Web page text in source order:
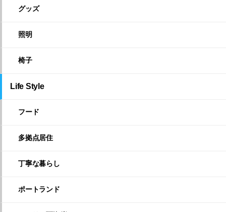
グッズ
照明
椅子
Life Style
フード
多拠点居住
丁寧な暮らし
ポートランド